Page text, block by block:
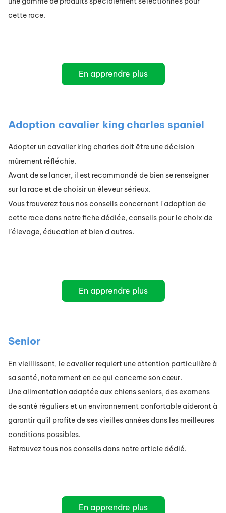
cette race.
En apprendre plus
Adoption cavalier king charles spaniel
Adopter un cavalier king charles doit être une décision
mûrement réfléchie.
Avant de se lancer, il est recommandé de bien se renseigner
sur la race et de choisir un éleveur sérieux.
Vous trouverez tous nos conseils concernant l'adoption de
cette race dans notre fiche dédiée, conseils pour le choix de
l’élevage, éducation et bien d'autres.
En apprendre plus
Senior
En vieillissant, le cavalier requiert une attention particulière à
sa santé, notamment en ce qui concerne son cœur.
Une alimentation adaptée aux chiens seniors, des examens
de santé réguliers et un environnement confortable aideront à
garantir qu'il profite de ses vieilles années dans les meilleures
conditions possibles.
Retrouvez tous nos conseils dans notre article dédié.
En apprendre plus